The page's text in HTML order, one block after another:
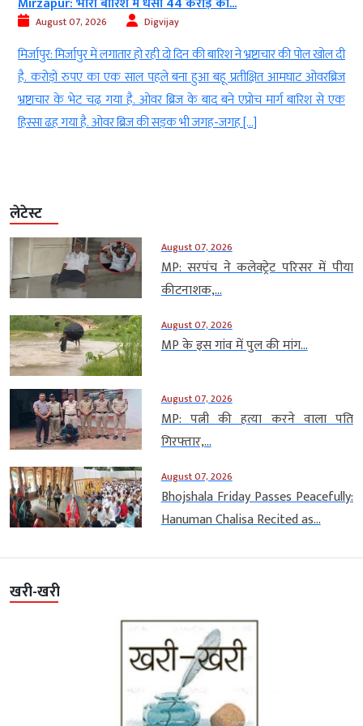
07, 2026 Digvijay
मिर्जापुर में लगातार हो रही दो दिन की बारिश ने भ्रष्टाचार की पोल खोल दी
रुपए का एक साल पहले बना हुआ बहू प्रतीक्षित आमघाट ओवरब्रिज
के भेट चढ़ गया है. ओवर ब्रिज के बाद बने एप्रोच मार्ग बारिश से एक
गया है. ओवर ब्रिज की सड़क भी जगह-जगह […]
हरैया: देश
हकीकत
लिए एक
लेटेस्ट
August 07, 2026
MP: सरपंच ने कलेक्ट्रेट परिसर में पीया
कीटनाशक,...
August 07, 2026
MP के इस गांव में पुल की मांग...
August 07, 2026
MP: पत्नी की हत्या करने वाला पति
गिरफ्तार,...
August 07, 2026
Bhojshala Friday Passes Peacefully:
Hanuman Chalisa Recited as...
खरी-खरी